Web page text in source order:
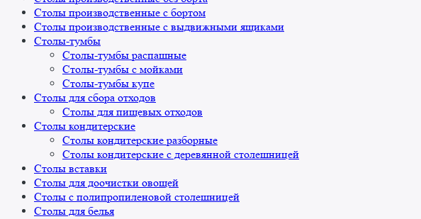
Столы производственные с бортом
Столы производственные с выдвижными ящиками
Столы-тумбы
Столы-тумбы распашные
Столы-тумбы с мойками
Столы-тумбы купе
Столы для сбора отходов
Столы для пищевых отходов
Столы кондитерские
Столы кондитерские разборные
Столы кондитерские с деревянной столешницей
Столы вставки
Столы для доочистки овощей
Столы с полипропиленовой столешницей
Столы для белья